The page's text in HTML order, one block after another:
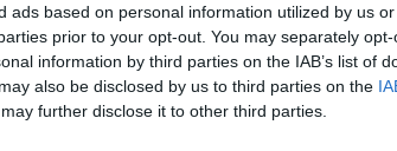
ads based on personal information utilized by us
prior to your opt-out. You may separately
information by third parties on the IAB’s list of
also be disclosed by us to third parties on the
further disclose it to other third parties.
A SOVRAPPREZZO